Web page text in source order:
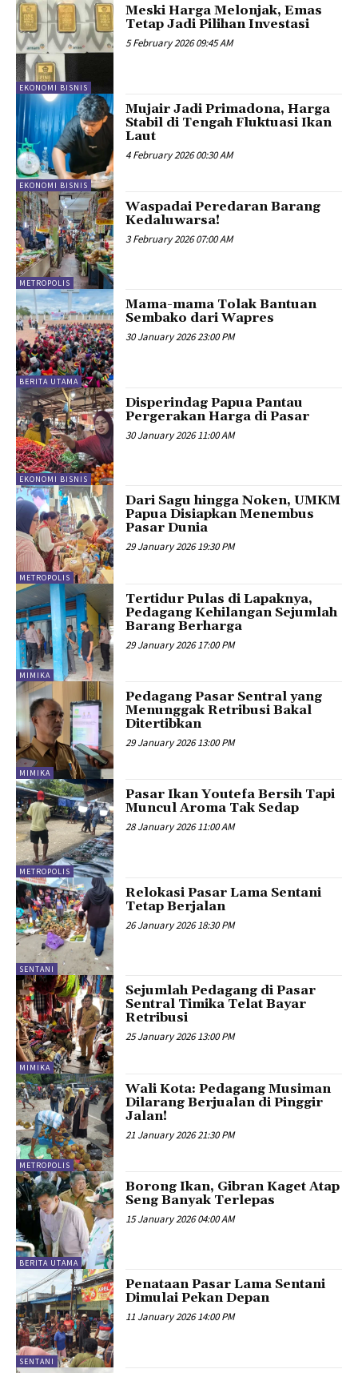
EKONOMI BISNIS
Meski Harga Melonjak, Emas
Tetap Jadi Pilihan Investasi
5 February 2026 09:45 AM
EKONOMI BISNIS
Mujair Jadi Primadona, Harga
Stabil di Tengah Fluktuasi Ikan
Laut
4 February 2026 00:30 AM
METROPOLIS
Waspadai Peredaran Barang
Kedaluwarsa!
3 February 2026 07:00 AM
BERITA UTAMA
Mama-mama Tolak Bantuan
Sembako dari Wapres
30 January 2026 23:00 PM
EKONOMI BISNIS
Disperindag Papua Pantau
Pergerakan Harga di Pasar
30 January 2026 11:00 AM
METROPOLIS
Dari Sagu hingga Noken, UMKM
Papua Disiapkan Menembus
Pasar Dunia
29 January 2026 19:30 PM
MIMIKA
Tertidur Pulas di Lapaknya,
Pedagang Kehilangan Sejumlah
Barang Berharga
29 January 2026 17:00 PM
MIMIKA
Pedagang Pasar Sentral yang
Menunggak Retribusi Bakal
Ditertibkan
29 January 2026 13:00 PM
METROPOLIS
Pasar Ikan Youtefa Bersih Tapi
Muncul Aroma Tak Sedap
28 January 2026 11:00 AM
SENTANI
Relokasi Pasar Lama Sentani
Tetap Berjalan
26 January 2026 18:30 PM
MIMIKA
Sejumlah Pedagang di Pasar
Sentral Timika Telat Bayar
Retribusi
25 January 2026 13:00 PM
METROPOLIS
Wali Kota: Pedagang Musiman
Dilarang Berjualan di Pinggir
Jalan!
21 January 2026 21:30 PM
BERITA UTAMA
Borong Ikan, Gibran Kaget Atap
Seng Banyak Terlepas
15 January 2026 04:00 AM
SENTANI
Penataan Pasar Lama Sentani
Dimulai Pekan Depan
11 January 2026 14:00 PM